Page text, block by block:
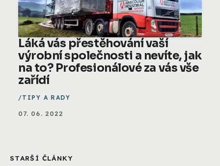
Láká vás přestěhování vaší
výrobní společnosti a nevíte, jak
na to? Profesionálové za vás vše
zařídí
TIPY A RADY
07. 06. 2022
STARŠÍ ČLÁNKY